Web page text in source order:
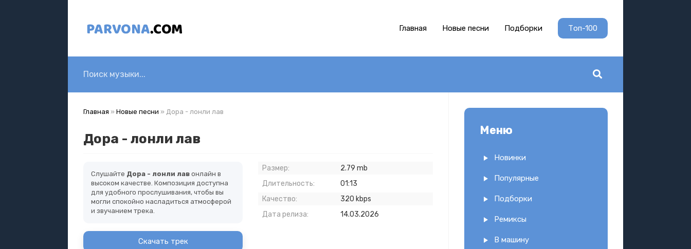
Главная Новые песни Подборки Топ-100
Главная » Новые песни » Дора - лонли лав
Дора - лонли лав
Слушайте Дора - лонли лав онлайн в
высоком качестве. Композиция доступна
для удобного прослушивания, чтобы вы
могли спокойно насладиться атмосферой
и звучанием трека.
Скачать трек
Размер:
2.79 mb
Длительность:
01:13
Качество:
320 kbps
Дата релиза:
14.03.2026
Меню
Новинки
Популярные
Подборки
Ремиксы
В машину